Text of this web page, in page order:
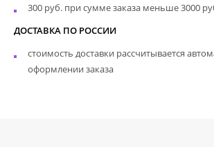
300 руб. при сумме заказа меньше 3000
ДОСТАВКА ПО РОССИИ
стоимость доставки рассчитывается
оформлении заказа